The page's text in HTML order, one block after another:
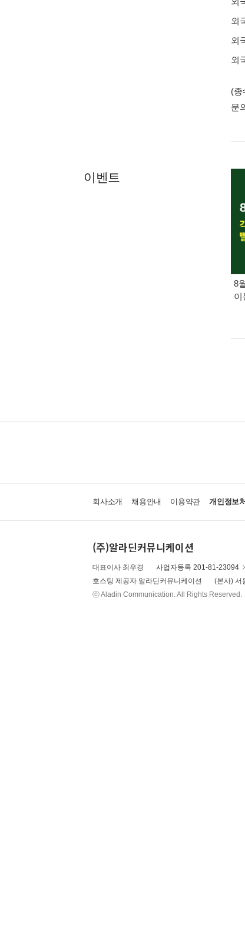
외
외
외
(종
문
이벤트
8
이
회사소개 채용안내 이용약관 개인정보
(주)알라딘커뮤니케이션
대표이사 최우경 사업자등록 201-81-23094
호스팅 제공자 알라딘커뮤니케이션
(본사) 서
ⓒ Aladin Communication. All Rights Reserved.